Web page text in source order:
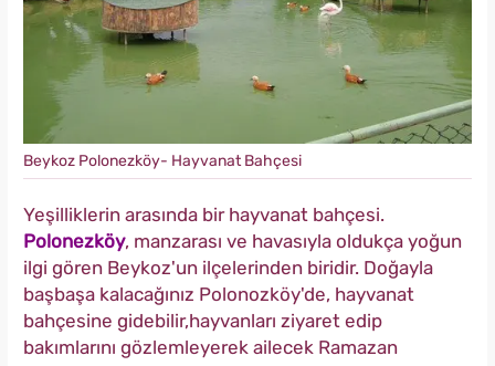
Beykoz Polonezköy- Hayvanat Bahçesi
Yeşilliklerin arasında bir hayvanat bahçesi.
Polonezköy, manzarası ve havasıyla oldukça yoğun
ilgi gören Beykoz'un ilçelerinden biridir. Doğayla
başbaşa kalacağınız Polonozköy'de, hayvanat
bahçesine gidebilir,hayvanları ziyaret edip
bakımlarını gözlemleyerek ailecek Ramazan